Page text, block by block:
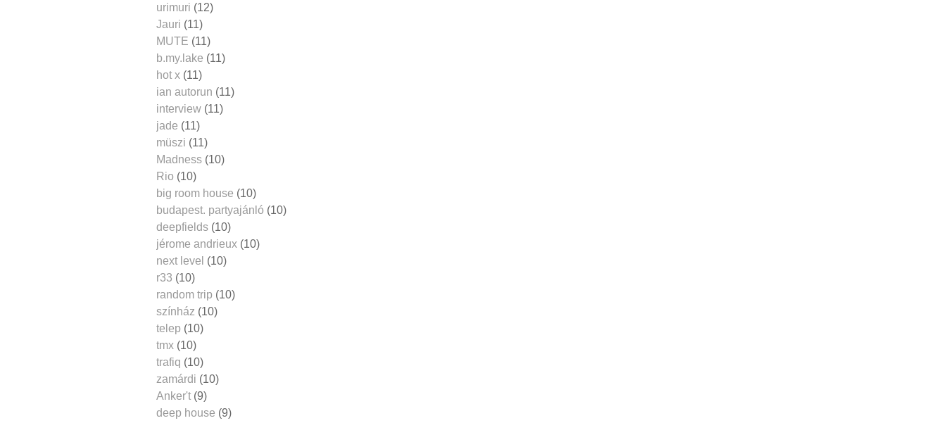
urimuri (12)
Jauri (11)
MUTE (11)
b.my.lake (11)
hot x (11)
ian autorun (11)
interview (11)
jade (11)
müszi (11)
Madness (10)
Rio (10)
big room house (10)
budapest. partyajánló (10)
deepfields (10)
jérome andrieux (10)
next level (10)
r33 (10)
random trip (10)
színház (10)
telep (10)
tmx (10)
trafiq (10)
zamárdi (10)
Anker't (9)
deep house (9)